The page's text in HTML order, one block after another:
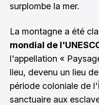
surplombe la mer.
La montagne a été
mondial de
l'appellation «
lieu, devenu un lieu
période coloniale de
sanctuaire aux